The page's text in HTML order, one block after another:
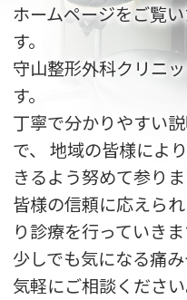
ホームページをご覧
す。
守山整形外科クリニ
す。
丁寧で分かりやすい
で、 地域の皆様によ
きるよう努めて参りま
皆様の信頼に応えら
り診療を行っていきま
少しでも気になる痛
気軽にご相談ください